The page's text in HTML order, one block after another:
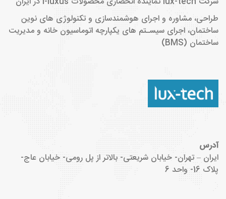
طراحی، مشاوره و اجرای هوشمندسازی و تکنولوژی های نوین
ساختمان، اجرای سیسـتم های یکپارچه اتوماسیون خانه و مدیریت
ساختمان (BMS)
آدرس
ایران – تهران- خیابان شریعتی- بالاتر از پل رومی- خیابان عاج-
پلاک 16- واحد 6